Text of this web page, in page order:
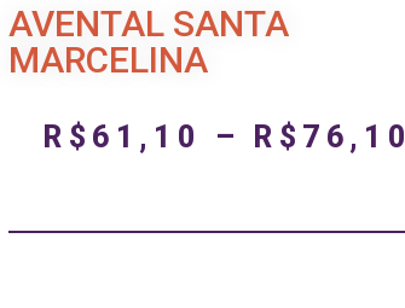
AVENTAL SANTA
MARCELINA
R$ 61,10 – R$ 76,10